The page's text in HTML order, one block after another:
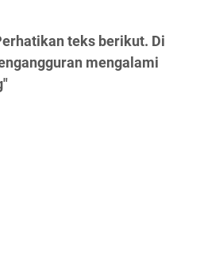
teks berikut. Di
mengalami